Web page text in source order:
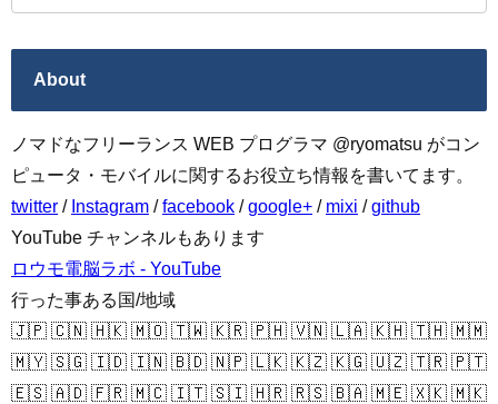
About
ノマドなフリーランス WEB プログラマ @ryomatsu がコン
ピュータ・モバイルに関するお役立ち情報を書いてます。
twitter / Instagram /facebook /google+ / mixi /github
YouTube チャンネルもあります
ロウモ電脳ラボ - YouTube
行った事ある国/地域
🇯🇵 🇨🇳 🇭🇰 🇲🇴 🇹🇼 🇰🇷 🇵🇭 🇻🇳 🇱🇦 🇰🇭 🇹🇭 🇲🇲
🇲🇾 🇸🇬 🇮🇩 🇮🇳 🇧🇩 🇳🇵 🇱🇰 🇰🇿 🇰🇬 🇺🇿 🇹🇷 🇵🇹
🇪🇸 🇦🇩 🇫🇷 🇲🇨 🇮🇹 🇸🇮 🇭🇷 🇷🇸 🇧🇦 🇲🇪 🇽🇰 🇲🇰